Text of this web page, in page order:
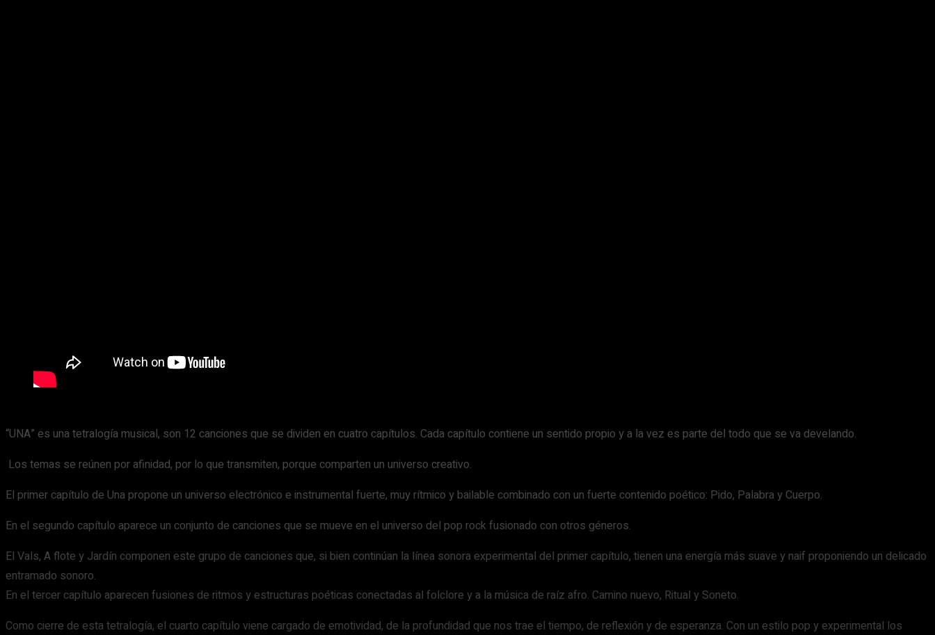
“UNA” es una tetralogía musical, son 12 canciones que se dividen en cuatro capítulos. Cada capítulo contiene un sentido propio y a la vez es parte del todo que se va develando.
Los temas se reúnen por afinidad, por lo que transmiten, porque comparten un universo creativo.
El primer capítulo de Una propone un universo electrónico e instrumental fuerte, muy rítmico y bailable combinado con un fuerte contenido poético: Pido, Palabra y Cuerpo.
En el segundo capítulo aparece un conjunto de canciones que se mueve en el universo del pop rock fusionado con otros géneros.
El Vals, A flote y Jardín componen este grupo de canciones que, si bien continúan la línea sonora experimental del primer capítulo, tienen una energía más suave y naif proponiendo un delicado
entramado sonoro.
En el tercer capítulo aparecen fusiones de ritmos y estructuras poéticas conectadas al folclore y a la música de raíz afro. Camino nuevo, Ritual y Soneto.
Como cierre de esta tetralogía, el cuarto capítulo viene cargado de emotividad, de la profundidad que nos trae el tiempo, de reflexión y de esperanza. Con un estilo pop y experimental los